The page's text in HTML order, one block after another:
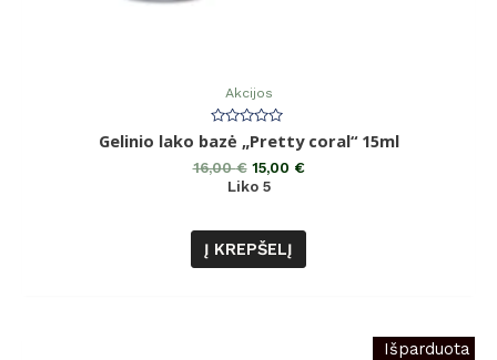
Akcijos
Įvertinimas:
0
iš
5
Gelinio lako bazė „Pretty coral“ 15ml
16,00€ 15,00 €
Liko 5
Į KREPŠELĮ
Išparduota